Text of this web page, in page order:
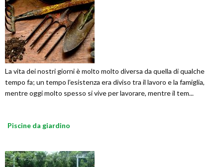
La vita dei nostri giorni è molto molto diversa da quella di qualche
tempo fa; un tempo l’esistenza era diviso tra il lavoro e la famiglia,
mentre oggi molto spesso si vive per lavorare, mentre il tem...
Piscine da giardino